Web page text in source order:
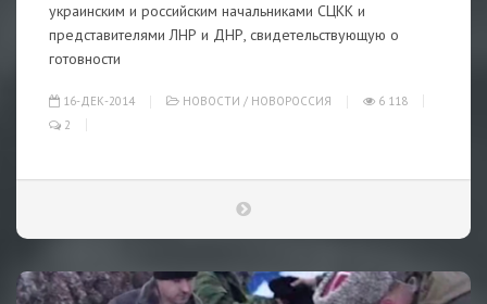
украинским и российским начальниками СЦКК и
представителями ЛНР и ДНР, свидетельствующую о
готовности
16-ДЕК-2014 НОВОСТИ / НОВОРОССИЯ
6 118
2